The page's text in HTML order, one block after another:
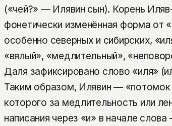
(«чей?» — Илявин сын). Корень
фонетически изменённая форма от
особенно северных и сибирских,
«вялый», «медлительный»,
Даля зафиксировано слово «иля»
Таким образом, Илявин — «потомок
которого за медлительность или
написания через «и» в начале